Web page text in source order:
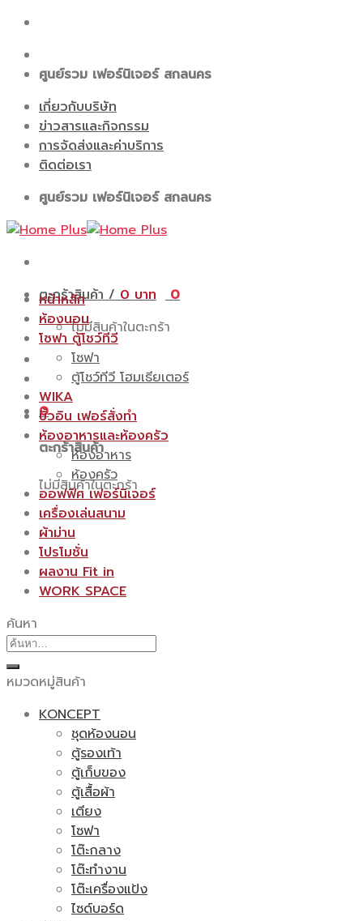
Skip
content
ศูนย์รวม เฟอร์นิเจอร์ สกลนคร
เกี่ยวกับบริษัท
ข่าวสารและกิจกรรม
การจัดส่งและค่าบริการ
ติดต่อเรา
ศูนย์รวม เฟอร์นิเจอร์ สกลนคร
ตะกร้าสินค้า /0
0
ไม่มีสินค้าในตะกร้า
0
ตะกร้าสินค้า
ไม่มีสินค้าในตะกร้า
หน้าหลัก
ห้องนอน
โซฟา ตู้โชว์ทีวี
โซฟา
ตู้โชว์ทีวี โฮมเธียเตอร์
WIKA
บิ้วอิน เฟอร์สั่งทำ
ห้องอาหารและห้องครัว
ห้องอาหาร
ห้องครัว
ออฟฟิศ เฟอร์นิเจอร์
เครื่องเล่นสนาม
ผ้าม่าน
โปรโมชั่น
ผลงาน Fit in
WORK SPACE
ค้นหา
ค้นหา:
หมวดหมู่สินค้า
KONCEPT
ชุดห้องนอน
ตู้รองเท้า
ตู้เก็บของ
ตู้เสื้อผ้า
เตียง
โซฟา
โต๊ะกลาง
โต๊ะทำงาน
โต๊ะเครื่องแป้ง
ไซด์บอร์ด